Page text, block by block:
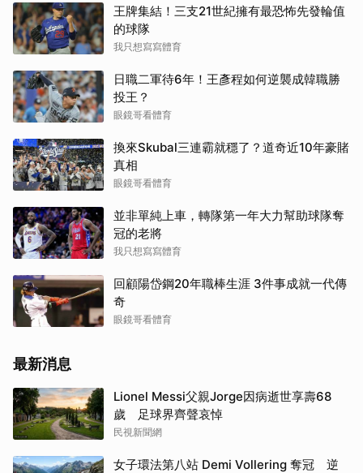
王牌集結！三支21世紀擁有最恐怖先發輪值
的球隊
我只想寫寫體育
日職二軍待6年！王彥程如何逆襲成韓職勝
投王？
眼鏡哥看體育
換來Skubal三連霸就穩了？道奇近10年豪賭
真相
眼鏡哥看體育
並非單純上車，轉隊第一年大力幫助球隊奪
冠的老將
我只想寫寫體育
回顧陽岱鋼20年職棒生涯 3件事成就一代傳
奇
眼鏡哥看體育
最新消息
Lionel Messi父親Jorge因病逝世享壽68
歲 足球界齊聲哀悼
民視新聞網
女子環法第八站 Demi Vollering 奪冠 逆